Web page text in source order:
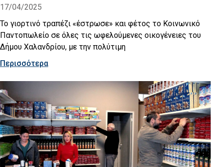
17/04/2025
Το γιορτινό τραπέζι «έστρωσε» και φέτος το Κοινωνικό
Παντοπωλείο σε όλες τις ωφελούμενες οικογένειες του
Δήμου Χαλανδρίου, με την πολύτιμη
Περισσότερα